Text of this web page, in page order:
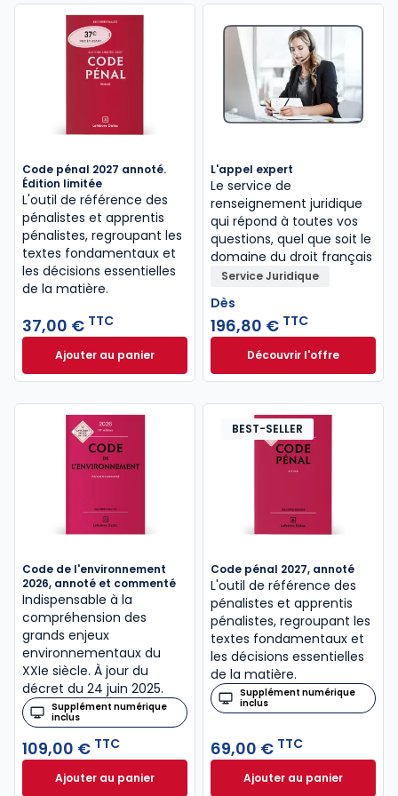
Code pénal 2027 annoté.
Édition limitée
L'outil de référence des
pénalistes et apprentis
pénalistes, regroupant les
textes fondamentaux et
les décisions essentielles
de la matière.
37,00 € TTC
Ajouter au panierCode pénal 2027 annoté. Édition limitée à 37,00 €
L'appel expert
Le service de
renseignement juridique
qui répond à toutes vos
questions, quel que soit le
domaine du droit français
Service Juridique
Dès
196,80 € TTC
Découvrir l'offreL'appel expert à
Dès
Code de l'environnement
2026, annoté et commenté
Indispensable à la
compréhension des
grands enjeux
environnementaux du
XXIe siècle. À jour du
décret du 24 juin 2025.
Supplément numérique
inclus
109,00 € TTC
Ajouter au panierCode de l'environnement 2026, annoté et
BEST-SELLER
Code pénal 2027, annoté
L'outil de référence des
pénalistes et apprentis
pénalistes, regroupant les
textes fondamentaux et
les décisions essentielles
de la matière.
Supplément numérique
inclus
69,00 € TTC
Ajouter au panierCode pénal 2027,